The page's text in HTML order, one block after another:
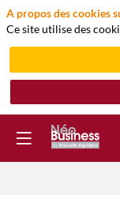
A propos des cookies
Ce site utilise des